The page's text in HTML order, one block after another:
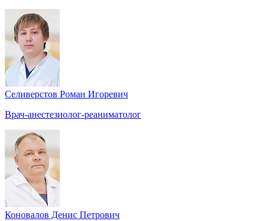
Селиверстов Роман Игоревич
Врач-анестезиолог-реаниматолог
Коновалов Денис Петрович